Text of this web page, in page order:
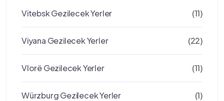
Vitebsk Gezilecek Yerler (11)
Viyana Gezilecek Yerler (22)
Vlorë Gezilecek Yerler (11)
Würzburg Gezilecek Yerler (1)